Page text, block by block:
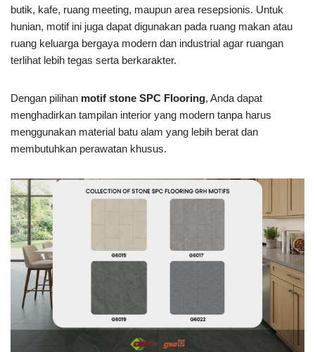
butik, kafe, ruang meeting, maupun area resepsionis. Untuk
hunian, motif ini juga dapat digunakan pada ruang makan atau
ruang keluarga bergaya modern dan industrial agar ruangan
terlihat lebih tegas serta berkarakter.
Dengan pilihan motif stone SPC Flooring, Anda dapat
menghadirkan tampilan interior yang modern tanpa harus
menggunakan material batu alam yang lebih berat dan
membutuhkan perawatan khusus.